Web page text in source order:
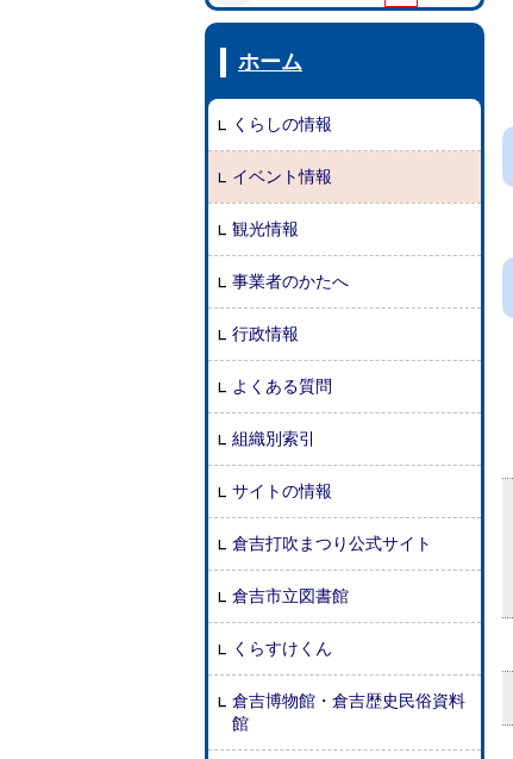
ホーム
くらしの情報
イベント情報
観光情報
事業者のかたへ
行政情報
よくある質問
組織別索引
サイトの情報
倉吉打吹まつり公式サイト
倉吉市立図書館
くらすけくん
倉吉博物館・倉吉歴史民俗資料
館